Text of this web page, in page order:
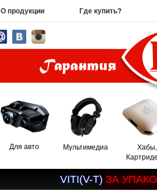
О продукции Где купить?
Для авто Мультимедиа
Хабы,
VITI(V-T) ЗА УПАКО